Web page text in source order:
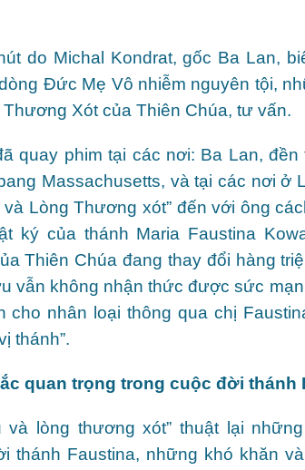
do Michal Kondrat, gốc Ba Lan,
Đức Mẹ Vô nhiễm nguyên tội,
Xót của Thiên Chúa, tư vấn.
quay phim tại các nơi: Ba Lan,
Massachusetts, và tại các nơi ở
và Lòng Thương xót” đến với ông
ký của thánh Maria Faustina
Thiên Chúa đang thay đổi hàng
vẫn không nhận thức được sức
cho nhân loại thông qua chị
thánh”.
quan trọng trong cuộc đời thánh
và lòng thương xót” thuật lại
thánh Faustina, những khó khăn